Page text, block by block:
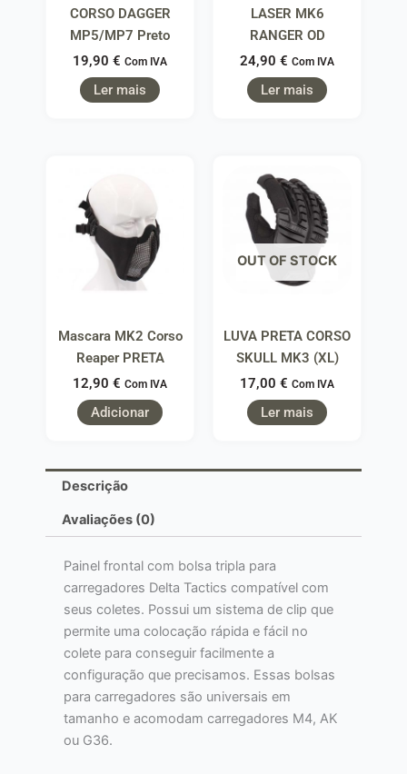
CORSO DAGGER
MP5/MP7 Preto
19,90 € Com IVA
Ler mais
LASER MK6
RANGER OD
24,90 € Com IVA
Ler mais
Mascara MK2 Corso
Reaper PRETA
12,90 € Com IVA
Adicionar
OUT OF STOCK
LUVA PRETA CORSO
SKULL MK3 (XL)
17,00 € Com IVA
Ler mais
Descrição
Avaliações (0)
Painel frontal com bolsa tripla para
carregadores Delta Tactics compatível com
seus coletes. Possui um sistema de clip que
permite uma colocação rápida e fácil no
colete para conseguir facilmente a
configuração que precisamos. Essas bolsas
para carregadores são universais em
tamanho e acomodam carregadores M4, AK
ou G36.